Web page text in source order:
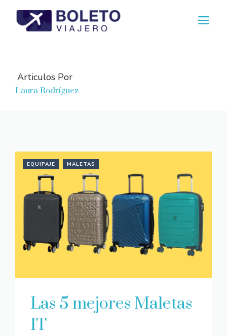
contenido
Articulos Por
Laura Rodríguez
EQUIPAJE MALETAS
Las 5 mejores Maletas
IT